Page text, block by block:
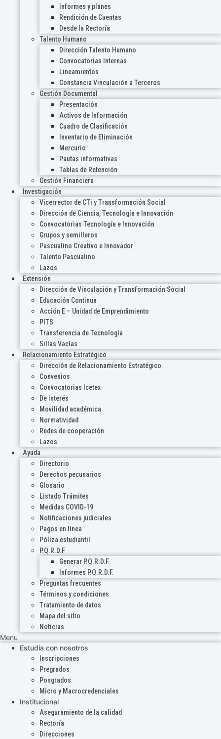
Informes y planes
Rendición de Cuentas
Desde la Rectoría
Talento Humano
Dirección Talento Humano
Convocatorias Internas
Lineamientos
Constancia Vinculación a Terceros
Gestión Documental
Presentación
Activos de Información
Cuadro de Clasificación
Inventario de Eliminación
Mercurio
Pautas informativas
Tablas de Retención
Gestión Financiera
Investigación
Vicerrector de CTi y Transformación Social
Dirección de Ciencia, Tecnología e Innovación
Convocatorias Tecnología e Innovación
Grupos y semilleros
Pascualino Creativo e Innovador
Talento Pascualino
Lazos
Extensión
Dirección de Vinculación y Transformación Social
Educación Continua
Acción E – Unidad de Emprendimiento
PITS
Transferencia de Tecnología
Sillas Vacías
Relacionamiento Estratégico
Dirección de Relacionamiento Estratégico
Convenios
Convocatorias Icetex
De interés
Movilidad académica
Normatividad
Redes de cooperación
Lazos
Ayuda
Directorio
Derechos pecunarios
Glosario
Listado Trámites
Medidas COVID-19
Notificaciones judiciales
Pagos en línea
Póliza estudiantil
P.Q.R.D.F
Generar P.Q.R.D.F.
Informes P.Q.R.D.F.
Preguntas frecuentes
Términos y condiciones
Tratamiento de datos
Mapa del sitio
Noticias
Menu
Estudia con nosotros
Inscripciones
Pregrados
Posgrados
Micro y Macrocredenciales
Institucional
Aseguramiento de la calidad
Rectoría
Direcciones